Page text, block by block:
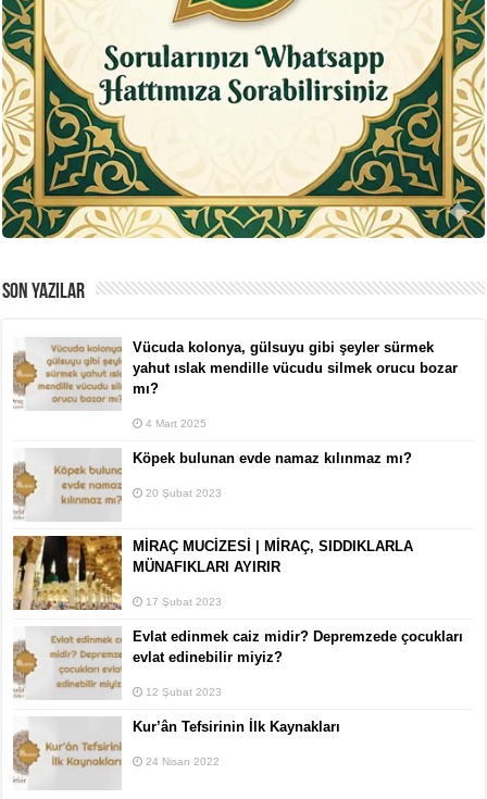
SON YAZILAR
Vücuda kolonya, gülsuyu gibi şeyler sürmek
yahut ıslak mendille vücudu silmek orucu bozar
mı?
4 Mart 2025
Köpek bulunan evde namaz kılınmaz mı?
20 Şubat 2023
MİRAÇ MUCİZESİ | MİRAÇ, SIDDIKLARLA
MÜNAFIKLARI AYIRIR
17 Şubat 2023
Evlat edinmek caiz midir? Depremzede çocukları
evlat edinebilir miyiz?
12 Şubat 2023
Kur’ân Tefsirinin İlk Kaynakları
24 Nisan 2022